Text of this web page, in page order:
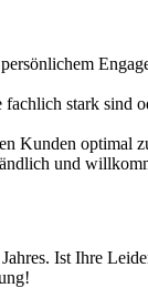
stark sind
Kunden optimal
und
Ist Ihre